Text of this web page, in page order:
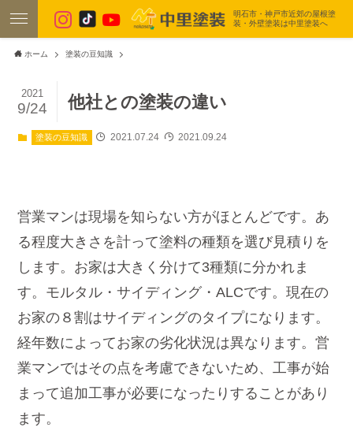
明石市・神戸市近郊の屋根塗
装・外壁塗装は中里塗装へ
ホーム 塗装の豆知識
他社との塗装の違い
2021
9/24
塗装の豆知識 2021.07.24 2021.09.24
営業マンは現場を知らない方がほとんどです。あ
る程度大きさを計って塗料の種類を選び見積りを
します。お家は大きく分けて3種類に分かれま
す。モルタル・サイディング・ALCです。現在の
お家の８割はサイディングのタイプになります。
経年数によってお家の劣化状況は異なります。営
業マンではその点を考慮できないため、工事が始
まって追加工事が必要になったりすることがあり
ます。